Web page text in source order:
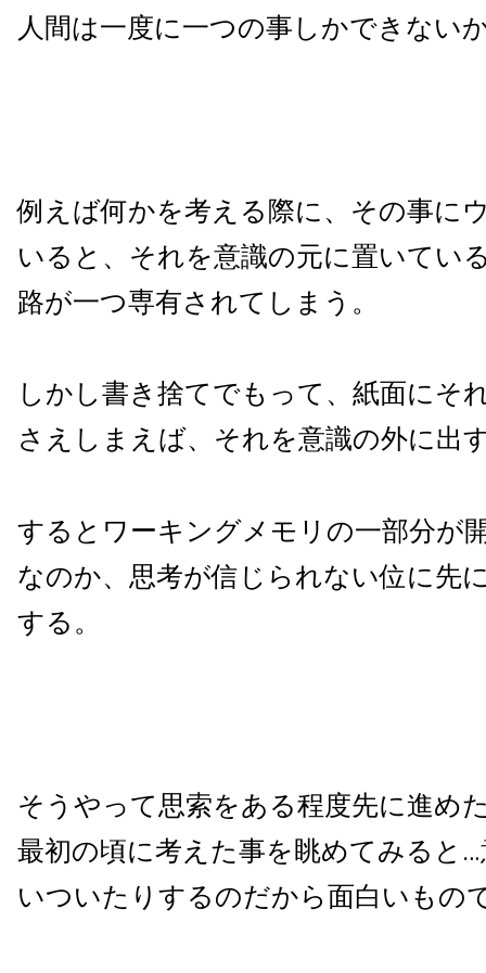
人間は一度に一つの事しかできない
例えば何かを考える際に、その事に
いると、それを意識の元に置いてい
路が一つ専有されてしまう。
しかし書き捨てでもって、紙面にそ
さえしまえば、それを意識の外に出
するとワーキングメモリの一部分が
なのか、思考が信じられない位に先
する。
そうやって思索をある程度先に進め
最初の頃に考えた事を眺めてみると
いついたりするのだから面白いもの